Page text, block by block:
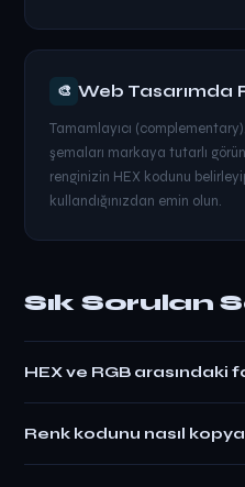
🎨 Web Tasarımda
Tamamlayıcı
şemaları markaya tutarlı
renginizin HEX kodunu
kullandığınızdan emin olun.
Sık Sorulan
HEX ve RGB arasındaki
Renk kodunu nasıl